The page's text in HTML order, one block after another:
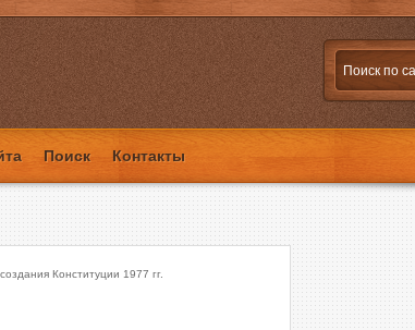
Поиск Контакты
Конституции 1977 гг.